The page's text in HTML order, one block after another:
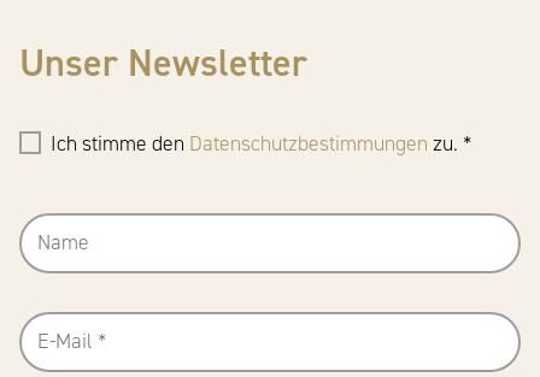
Unser Newsletter
Ich stimme den Datenschutzbestimmungen zu. *